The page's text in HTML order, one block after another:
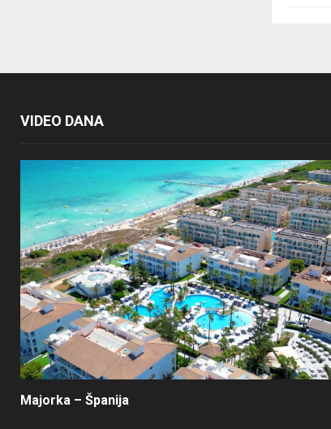
VIDEO DANA
Majorka – Španija